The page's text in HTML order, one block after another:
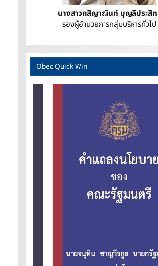
นางสาวกสิญาณินท์ บุญลีประสิ
รองผู้อำนวยการกลุ่มบริหารทั่วไป
Obec Quick Win